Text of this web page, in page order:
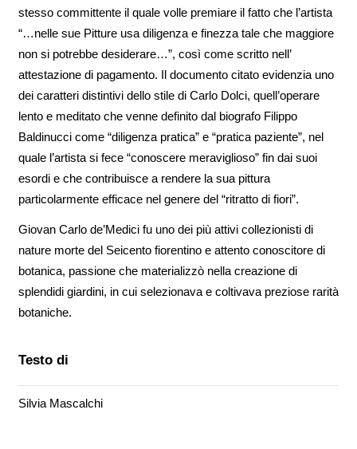
stesso committente il quale volle premiare il fatto che l’artista
“…nelle sue Pitture usa diligenza e finezza tale che maggiore
non si potrebbe desiderare…”, così come scritto nell’
attestazione di pagamento. Il documento citato evidenzia uno
dei caratteri distintivi dello stile di Carlo Dolci, quell’operare
lento e meditato che venne definito dal biografo Filippo
Baldinucci come “diligenza pratica” e “pratica paziente”, nel
quale l’artista si fece “conoscere meraviglioso” fin dai suoi
esordi e che contribuisce a rendere la sua pittura
particolarmente efficace nel genere del “ritratto di fiori”.
Giovan Carlo de’Medici fu uno dei più attivi collezionisti di
nature morte del Seicento fiorentino e attento conoscitore di
botanica, passione che materializzò nella creazione di
splendidi giardini, in cui selezionava e coltivava preziose rarità
botaniche.
Testo di
Silvia Mascalchi